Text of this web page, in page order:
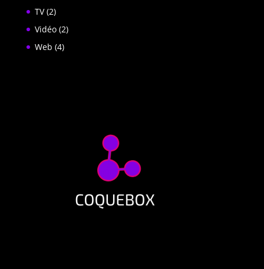
TV(2)
Vidéo(2)
Web (4)